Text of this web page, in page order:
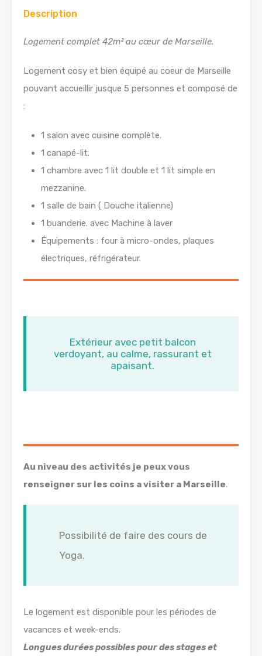
Description
Logement complet 42m² au cœur de Marseille.
Logement cosy et bien équipé au coeur de Marseille
pouvant accueillir jusque 5 personnes et composé de
:
1 salon avec cuisine complète.
1 canapé-lit.
1 chambre avec 1 lit double et 1 lit simple en
mezzanine.
1 salle de bain ( Douche italienne)
1 buanderie. avec Machine à laver
Équipements : four à micro-ondes, plaques
électriques, réfrigérateur.
Extérieur avec petit balcon
verdoyant, au calme, rassurant et
apaisant.
Au niveau des activités je peux vous
renseigner sur les coins a visiter a Marseille.
Possibilité de faire des cours de
Yoga.
Le logement est disponible pour les périodes de
vacances et week-ends.
Longues durées possibles pour des stages et